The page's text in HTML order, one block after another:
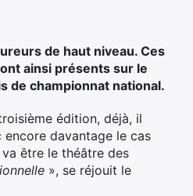
de haut niveau. Ces
ainsi présents sur le
de championnat national.
édition, déjà, il
encore davantage le cas
être le théâtre des
», se réjouit le